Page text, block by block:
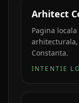
Arhitect
Pagina
arhitecturala,
Constanta.
INTENTIE